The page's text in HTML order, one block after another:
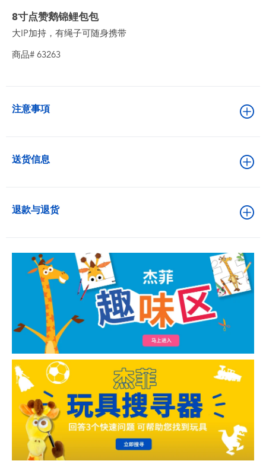
玩具促销
8寸点赞鹅锦鲤包包
大IP加持，有绳子可随身携带
商品# 63263
注意事項
送货信息
退款与退货